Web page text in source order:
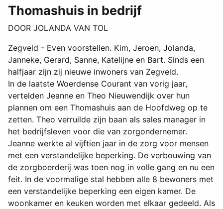
Thomashuis in bedrijf
DOOR JOLANDA VAN TOL
Zegveld - Even voorstellen. Kim, Jeroen, Jolanda,
Janneke, Gerard, Sanne, Katelijne en Bart. Sinds een
halfjaar zijn zij nieuwe inwoners van Zegveld.
In de laatste Woerdense Courant van vorig jaar,
vertelden Jeanne en Theo Nieuwendijk over hun
plannen om een Thomashuis aan de Hoofdweg op te
zetten. Theo verruilde zijn baan als sales manager in
het bedrijfsleven voor die van zorgondernemer.
Jeanne werkte al vijftien jaar in de zorg voor mensen
met een verstandelijke beperking. De verbouwing van
de zorgboerderij was toen nog in volle gang en nu een
feit. In de voormalige stal hebben alle 8 bewoners met
een verstandelijke beperking een eigen kamer. De
woonkamer en keuken worden met elkaar gedeeld. Als